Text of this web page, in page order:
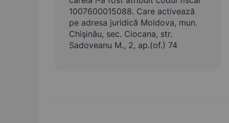
1007600015088. Care activează
pe adresa juridică Moldova, mun.
Chişinău, sec. Ciocana, str.
Sadoveanu M., 2, ap.(of.) 74